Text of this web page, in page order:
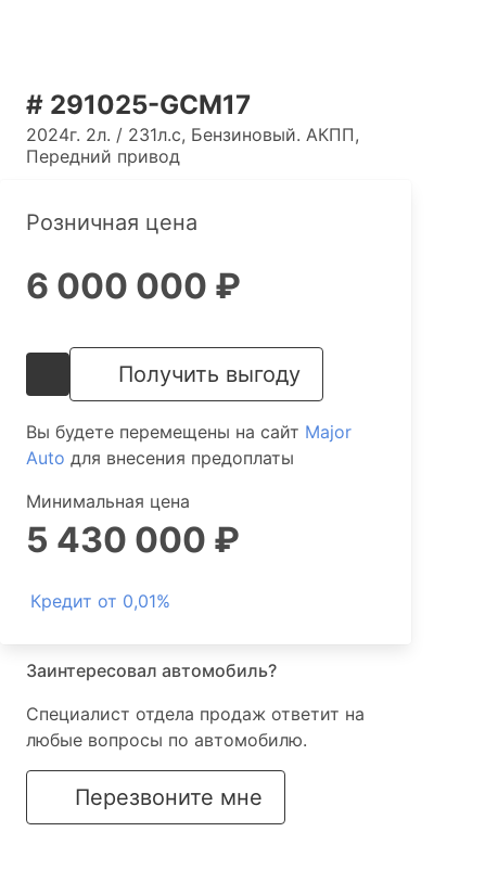
# 291025-GCM17
2024г. 2л. / 231л.с, Бензиновый. АКПП,
Передний привод
Розничная цена
6 000 000 ₽
Получить выгоду
Вы будете перемещены на сайт Major
Auto для внесения предоплаты
Минимальная цена
5 430 000 ₽
Кредит от 0,01%
Заинтересовал автомобиль?
Специалист отдела продаж ответит на
любые вопросы по автомобилю.
Перезвоните мне